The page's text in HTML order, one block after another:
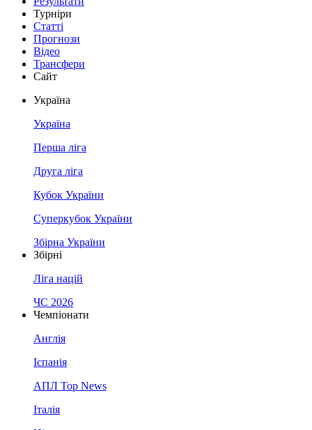
Турніри
Статті
Прогнози
Відео
Трансфери
Сайт
Україна
Україна
Перша ліга
Друга ліга
Кубок України
Суперкубок України
Збірна України
Збірні
Ліга націй
ЧС 2026
Чемпіонати
Англія
Іспанія
АПЛ Top News
Італія